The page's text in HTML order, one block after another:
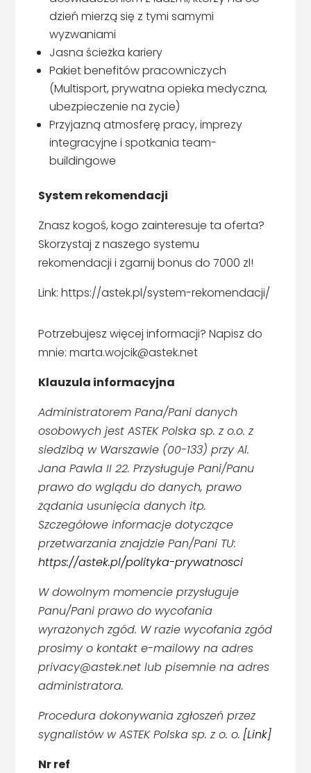
dzień mierzą się z tymi samymi
wyzwaniami
Jasna ścieżka kariery
Pakiet benefitów pracowniczych
(Multisport, prywatna opieka medyczna,
ubezpieczenie na życie)
Przyjazną atmosferę pracy, imprezy
integracyjne i spotkania team-
buildingowe
System rekomendacji
Znasz kogoś, kogo zainteresuje ta oferta?
Skorzystaj z naszego systemu
rekomendacji i zgarnij bonus do 7000 zl!
Link: https://astek.pl/system-rekomendacji/
Potrzebujesz więcej informacji? Napisz do
mnie: marta.wojcik@astek.net
Klauzula informacyjna
Administratorem Pana/Pani danych
osobowych jest ASTEK Polska sp. z o.o. z
siedzibą w Warszawie (00-133) przy Al.
Jana Pawla II 22. Przysługuje Pani/Panu
prawo do wglądu do danych, prawo
żądania usunięcia danych itp.
Szczegółowe informacje dotyczące
przetwarzania znajdzie Pan/Pani TU:
https://astek.pl/polityka-prywatnosci
W dowolnym momencie przysługuje
Panu/Pani prawo do wycofania
wyrażonych zgód. W razie wycofania zgód
prosimy o kontakt e-mailowy na adres
privacy@astek.net lub pisemnie na adres
administratora.
Procedura dokonywania zgłoszeń przez
sygnalistów w ASTEK Polska sp. z o. o. [Link]
Nr ref